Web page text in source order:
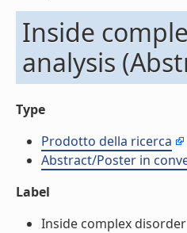
Inside
analysis
Type
Prodotto della ricerca
Abstract/Poster in
Label
Inside complex